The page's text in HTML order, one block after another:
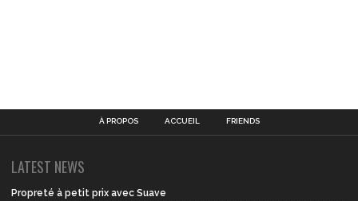
À PROPOS ACCUEIL FRIENDS
LATEST NEWS
Propreté à petit prix avec Suave